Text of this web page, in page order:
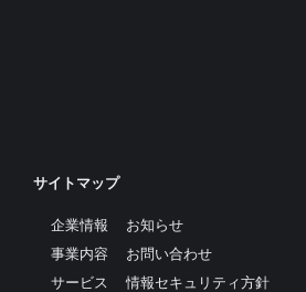
サイトマップ
企業情報
事業内容
サービス
お知らせ
お問い合わせ
情報セキュリティ方針